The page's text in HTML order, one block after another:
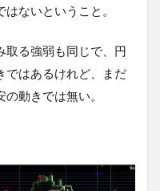
ないということ。
取る強弱も同じで、円
ではあるけれど、まだ
動きでは無い。